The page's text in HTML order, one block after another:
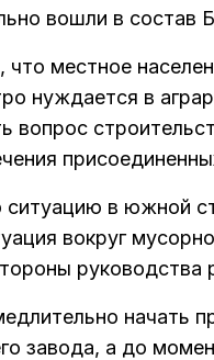
вошли в состав
что местное
нуждается в
вопрос
ситуацию в южной
вокруг
руководства
начать
завода, а до